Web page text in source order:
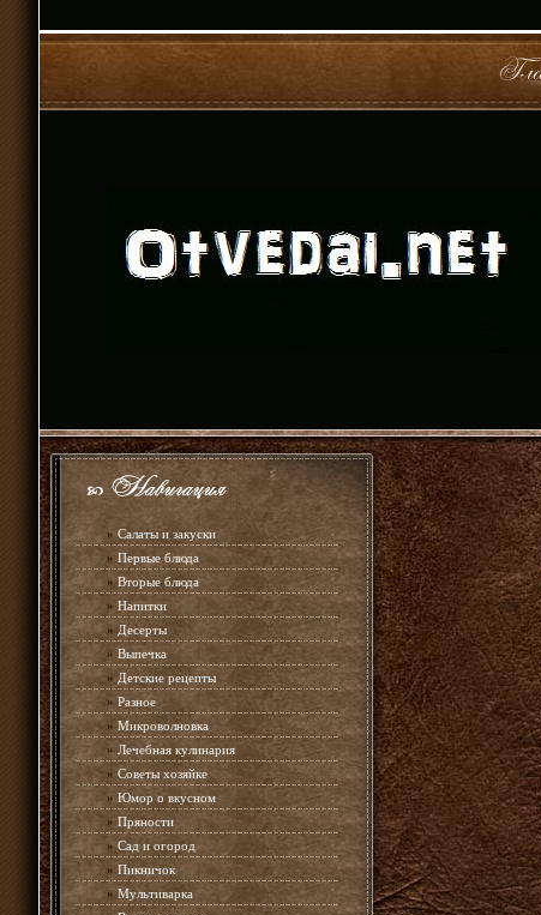
» Салаты и закуски
» Первые блюда
» Вторые блюда
» Напитки
»Десерты
» Выпечка
» Детские рецепты
» Разное
» Микроволновка
» Лечебная кулинария
» Советы хозяйке
» Юмор о вкусном
» Пряности
» Сад и огород
» Пикничок
» Мультиварка